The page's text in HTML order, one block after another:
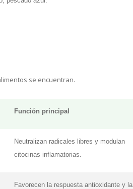
se encuentran.
Función principal
Neutralizan radicales libres y modulan
citocinas inflamatorias.
Favorecen la respuesta antioxidante y la